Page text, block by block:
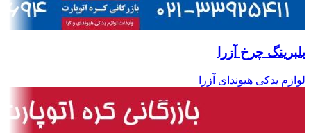
بلبرینگ چرخ آزرا
لوازم یدکی هیوندای آزرا